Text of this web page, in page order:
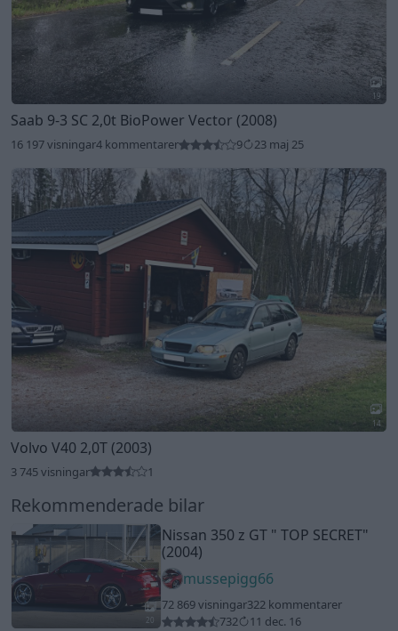
19
Saab 9-3 SC 2,0t BioPower Vector (2008)
16 197 visningar4 kommentarer 9 23 maj 25
14
Volvo V40 2,0T (2003)
3 745 visningar 1
Rekommenderade bilar
20
Nissan 350 z GT " TOP SECRET"
(2004)
mussepigg66
72 869 visningar322 kommentarer
732
11 dec. 16